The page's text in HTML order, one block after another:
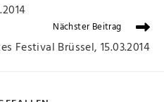
Nächster Beitrag
Festival Brüssel, 15.03.2014